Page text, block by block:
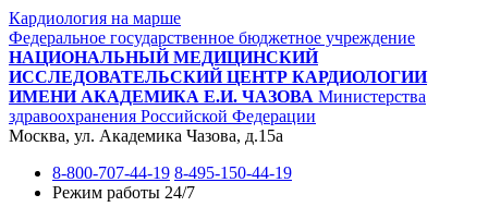
Кардиология на марше
Федеральное государственное бюджетное учреждение
НАЦИОНАЛЬНЫЙ МЕДИЦИНСКИЙ
ИССЛЕДОВАТЕЛЬСКИЙ ЦЕНТР КАРДИОЛОГИИ
ИМЕНИ АКАДЕМИКА Е.И. ЧАЗОВА Министерства
здравоохранения Российской Федерации
Москва, ул. Академика Чазова, д.15а
8-800-707-44-19 8-495-150-44-19
Режим работы 24/7